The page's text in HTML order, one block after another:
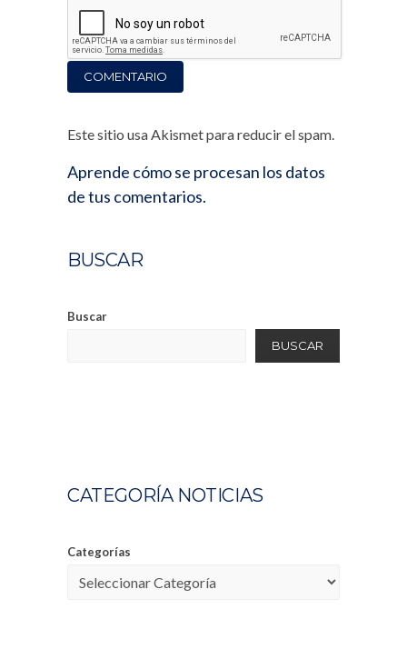
Este sitio usa Akismet para reducir el spam.
Aprende cómo se procesan los datos
de tus comentarios.
BUSCAR
Buscar
BUSCAR
CATEGORÍA NOTICIAS
Categorías